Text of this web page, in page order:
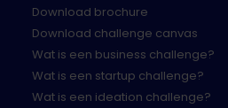
Download brochure
Download challenge canvas
Wat is een business challenge?
Wat is een startup challenge?
Wat is een ideation challenge?